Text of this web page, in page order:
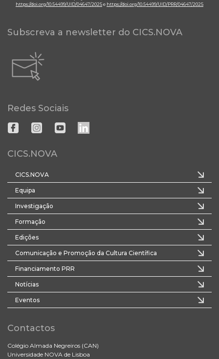
https://doi.org/10.54499/UID/04647/2025e https://doi.org/10.54499/UID/PRR/04647/2025
Subscreva a newsletter do CICS.NOVA
Redes Sociais
CICS.NOVA
CICS.NOVA
Equipa
Investigação
Formação
Edições
Comunicação e Promoção da Cultura Científica
Financiamento PRR
Notícias
Eventos
Contactos
Colégio Almada Negreiros (CAN)
Universidade NOVA de Lisboa